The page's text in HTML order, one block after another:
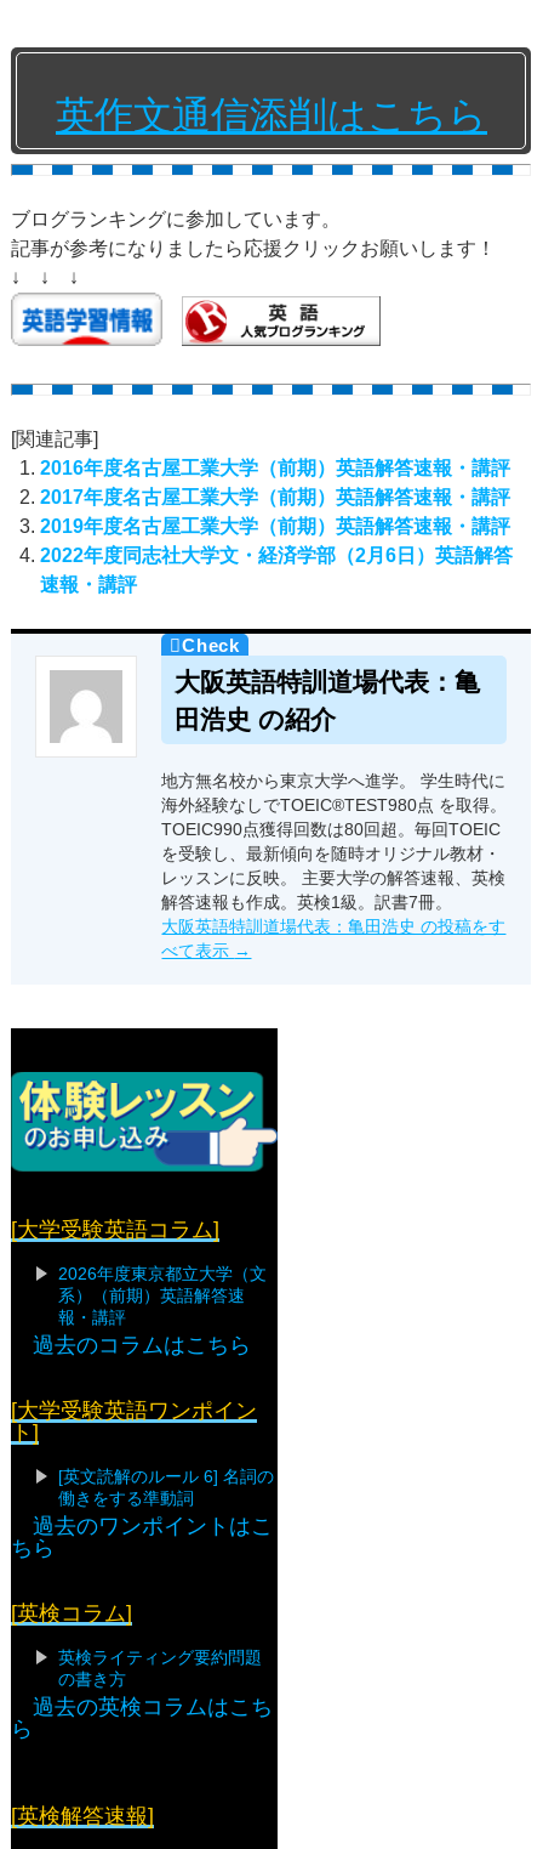
英作文通信添削はこちら
ブログランキングに参加しています。
記事が参考になりましたら応援クリックお願いします！
↓ ↓ ↓
[関連記事]
2016年度名古屋工業大学（前期）英語解答速報・講評
2017年度名古屋工業大学（前期）英語解答速報・講評
2019年度名古屋工業大学（前期）英語解答速報・講評
2022年度同志社大学文・経済学部（2月6日）英語解答
速報・講評
大阪英語特訓道場代表：亀
田浩史 の紹介
地方無名校から東京大学へ進学。 学生時代に
海外経験なしでTOEIC®TEST980点 を取得。
TOEIC990点獲得回数は80回超。毎回TOEIC
を受験し、最新傾向を随時オリジナル教材・
レッスンに反映。 主要大学の解答速報、英検
解答速報も作成。英検1級。訳書7冊。
大阪英語特訓道場代表：亀田浩史 の投稿をす
べて表示 →
[大学受験英語コラム]
2026年度東京都立大学（文
系）（前期）英語解答速
報・講評
過去のコラムはこちら
[大学受験英語ワンポイン
ト]
[英文読解のルール 6] 名詞の
働きをする準動詞
過去のワンポイントはこ
ちら
[英検コラム]
英検ライティング要約問題
の書き方
過去の英検コラムはこち
ら
[英検解答速報]